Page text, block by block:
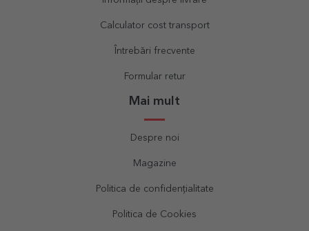
Calculator cost transport
Întrebări frecvente
Formular retur
Mai mult
Despre noi
Magazine
Politica de confidențialitate
Politica de Cookies